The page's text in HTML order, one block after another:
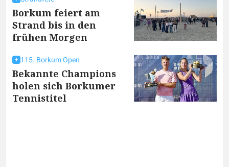
Borkum feiert am
Strand bis in den
frühen Morgen
115. Borkum Open
Bekannte Champions
holen sich Borkumer
Tennistitel